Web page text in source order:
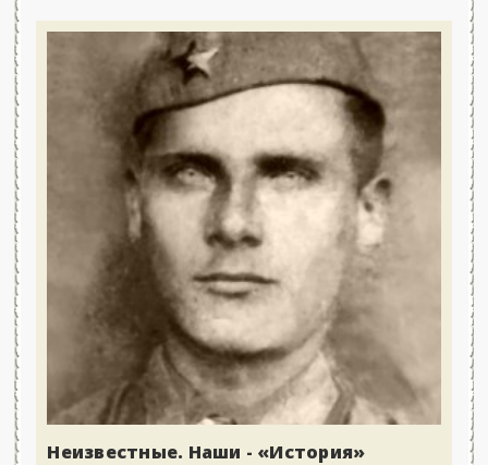
Неизвестные. Наши - «История»